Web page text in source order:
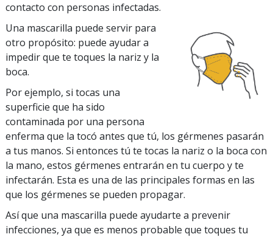
contacto con personas infectadas.
Una mascarilla puede servir para
otro propósito: puede ayudar a
impedir que te toques la nariz y la
boca.
Por ejemplo, si tocas una
superficie que ha sido
contaminada por una persona
enferma que la tocó antes que tú, los gérmenes pasarán
a tus manos. Si entonces tú te tocas la nariz o la boca con
la mano, estos gérmenes entrarán en tu cuerpo y te
infectarán. Esta es una de las principales formas en las
que los gérmenes se pueden propagar.
Así que una mascarilla puede ayudarte a prevenir
infecciones, ya que es menos probable que toques tu